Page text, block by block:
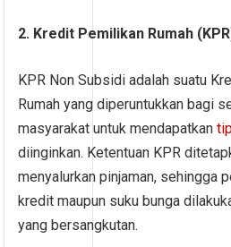
2. Kredit Pemilikan Rumah
KPR Non Subsidi adalah suatu
Rumah yang diperuntukkan bagi
masyarakat untuk mendapatkan
diinginkan. Ketentuan KPR
menyalurkan pinjaman, sehingga
kredit maupun suku bunga
yang bersangkutan.